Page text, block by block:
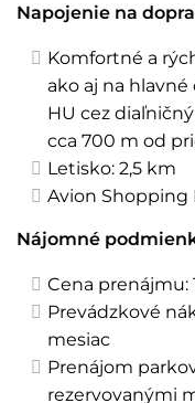
Napojenie na
Komfortné a
ako aj na hlavné
HU cez
cca 700 m od
Letisko: 2,5 km
Avion Shopping
Nájomné
Cena prenájmu:
Prevádzkové
mesiac
Prenájom
rezervovanými